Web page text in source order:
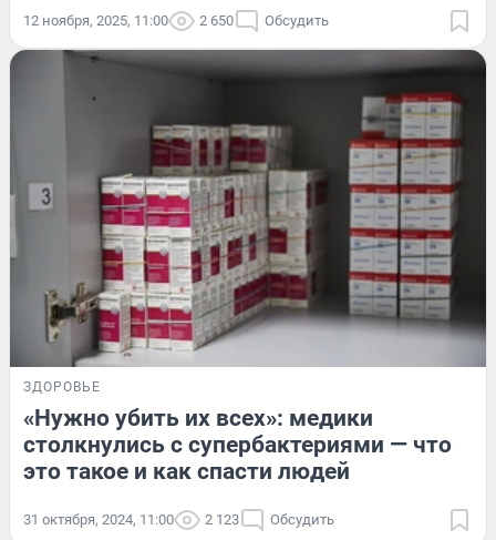
12 ноября, 2025, 11:00 2 650 Обсудить
ЗДОРОВЬЕ
«Нужно убить их всех»: медики
столкнулись с супербактериями — что
это такое и как спасти людей
31 октября, 2024, 11:00 2 123 Обсудить